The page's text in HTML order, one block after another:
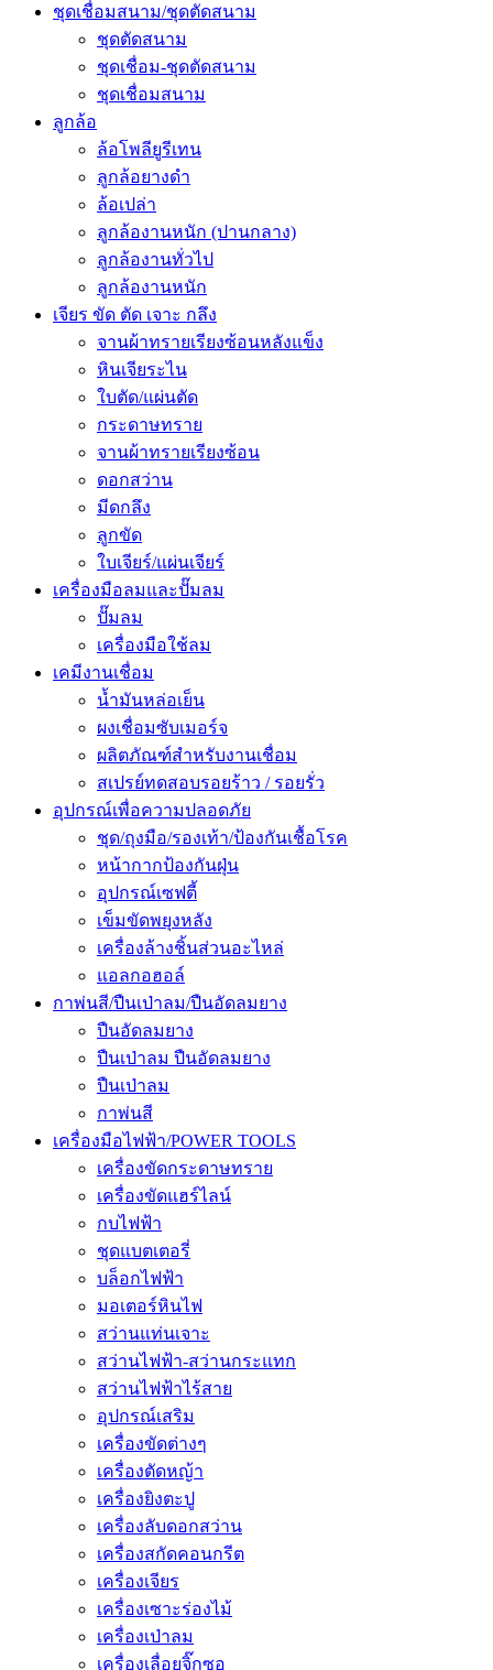
ชุดเชื่อมสนาม/ชุดตัดสนาม
ชุดตัดสนาม
ชุดเชื่อม-ชุดตัดสนาม
ชุดเชื่อมสนาม
ลูกล้อ
ล้อโพลียูรีเทน
ลูกล้อยางดำ
ล้อเปล่า
ลูกล้องานหนัก (ปานกลาง)
ลูกล้องานทั่วไป
ลูกล้องานหนัก
เจียร ขัด ตัด เจาะ กลึง
จานผ้าทรายเรียงซ้อนหลังแข็ง
หินเจียระไน
ใบตัด/แผ่นตัด
กระดาษทราย
จานผ้าทรายเรียงซ้อน
ดอกสว่าน
มีดกลึง
ลูกขัด
ใบเจียร์/แผ่นเจียร์
เครื่องมือลมและปั๊มลม
ปั๊มลม
เครื่องมือใช้ลม
เคมีงานเชื่อม
น้ำมันหล่อเย็น
ผงเชื่อมซับเมอร์จ
ผลิตภัณฑ์สำหรับงานเชื่อม
สเปรย์ทดสอบรอยร้าว / รอยรั่ว
อุปกรณ์เพื่อความปลอดภัย
ชุด/ถุงมือ/รองเท้า/ป้องกันเชื้อโรค
หน้ากากป้องกันฝุ่น
อุปกรณ์เซฟตี้
เข็มขัดพยุงหลัง
เครื่องล้างชิ้นส่วนอะไหล่
แอลกอฮอล์
กาพ่นสี/ปืนเป่าลม/ปืนอัดลมยาง
ปืนอัดลมยาง
ปืนเป่าลม ปืนอัดลมยาง
ปืนเป่าลม
กาพ่นสี
เครื่องมือไฟฟ้า/POWER TOOLS
เครื่องขัดกระดาษทราย
เครื่องขัดแฮร์ไลน์
กบไฟฟ้า
ชุดแบตเตอรี่
บล็อกไฟฟ้า
มอเตอร์หินไฟ
สว่านแท่นเจาะ
สว่านไฟฟ้า-สว่านกระแทก
สว่านไฟฟ้าไร้สาย
อุปกรณ์เสริม
เครื่องขัดต่างๆ
เครื่องตัดหญ้า
เครื่องยิงตะปู
เครื่องลับดอกสว่าน
เครื่องสกัดคอนกรีต
เครื่องเจียร
เครื่องเซาะร่องไม้
เครื่องเป่าลม
เครื่องเลื่อยจิ๊กซอ